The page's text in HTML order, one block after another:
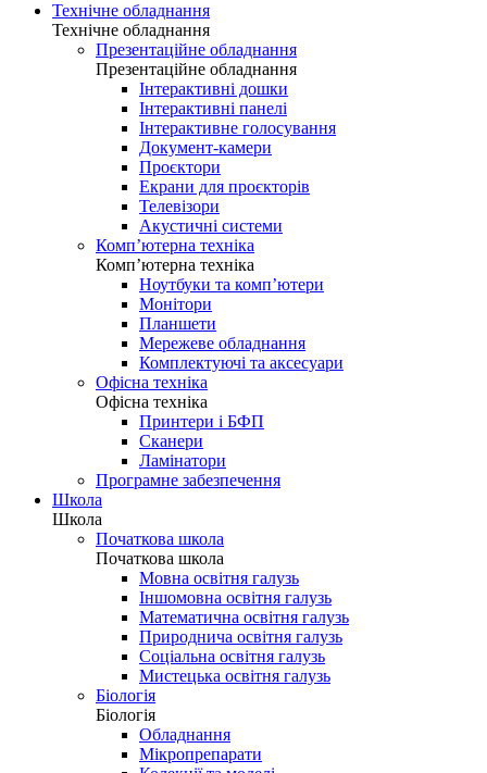
Технічне обладнання
Технічне обладнання
Презентаційне обладнання
Презентаційне обладнання
Інтерактивні дошки
Інтерактивні панелі
Інтерактивне голосування
Документ-камери
Проєктори
Екрани для проєкторів
Телевізори
Акустичні системи
Комп’ютерна техніка
Комп’ютерна техніка
Ноутбуки та комп’ютери
Монітори
Планшети
Мережеве обладнання
Комплектуючі та аксесуари
Офісна техніка
Офісна техніка
Принтери і БФП
Сканери
Ламінатори
Програмне забезпечення
Школа
Школа
Початкова школа
Початкова школа
Мовна освітня галузь
Іншомовна освітня галузь
Математична освітня галузь
Природнича освітня галузь
Соціальна освітня галузь
Мистецька освітня галузь
Біологія
Біологія
Обладнання
Мікропрепарати